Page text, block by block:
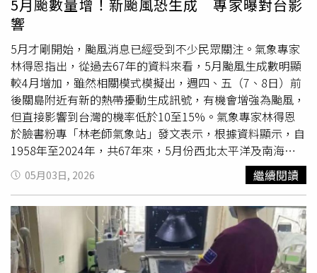
人坦言近年六福村確實不如以往熱鬧，「暑假平日去根本像
包場」、「台灣樂園20幾年設施都沒太大更新」、「票價不
便宜，但內容差很多」，也有人認為，隨著台灣家庭出國旅
遊頻率增加，國內主題樂園吸引力自然逐漸下降。不過，也
有許多內行網友替六福村緩頰，認為真正厲害的其實不是遊
樂設施，而是動物園區。由於六福村同時結合遊樂園與野生
動物園，園內飼養超過70種動物，包括獅子、老虎、白老
虎、白犀牛、狐獴等，其中白犀牛繁殖與保育規模，更被視
為亞洲少見亮點。不少網友直言，「六福村不要玩遊樂設
施，重點是動物園」、「猛獸巴士跟籠車近距離看動物，其
他樂園根本沒得比」、「亞洲最大的白犀牛繁育基地就在六
福村」。也有人希望園方未來能推出動物園區獨立售票方
案，認為這才是六福村真正難以取代的核心競爭力。
5月颱數量增！新颱風恐生成 專家曝對台影
響
5月才剛開始，颱風消息已經受到不少民眾關注。氣象專家
林得恩指出，從過去67年的資料來看，5月颱風生成數明顯
較4月增加，雖然相關模式模擬出，週四、五（7、8日）前
後關島附近有新的熱帶擾動生成訊號，有機會增強為颱風，
但直接影響到台灣的機率低於10至15%。氣象專家林得恩
於臉書粉專「林老師氣象站」發文表示，根據資料顯示，自
1958年至2024年，共67年來，5月份西北太平洋及南海海
域颱風發生的個數就有70個，較4月份的47個多了1.48倍。
林得恩提到，過去發生過的5月颱，如2020年的「黃蜂」颱
風、2023年的「瑪娃」颱風等案例，依據統計，自此之
後，發生颱風個數後續都有逐月快速遞增的趨勢，代表環境
條件也正在調整變動中。林得恩指出，今年西北太平洋及南
海海域颱風目前僅生成4個颱風，分別是洛鞍、西望洋、鸚
鵡及辛樂克颱風，但今晨加拿大CMC GEM模式、美國NCEP
05月03日, 2026 繼續閱讀